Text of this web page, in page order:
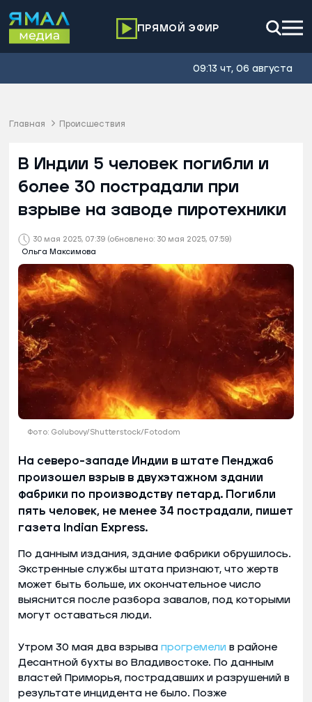
ПРЯМОЙ ЭФИР
09:13 чт, 06 августа
Главная Происшествия
30 мая 2025, 07:39 (обновлено: 30 мая 2025, 07:59)
Ольга Максимова
В Индии 5 человек погибли и
более 30 пострадали при
взрыве на заводе пиротехники
Фото: Golubovy/Shutterstock/Fotodom
На северо-западе Индии в штате Пенджаб
произошел взрыв в двухэтажном здании
фабрики по производству петард. Погибли
пять человек, не менее 34 пострадали, пишет
газета Indian Express.
По данным издания, здание фабрики обрушилось.
Экстренные службы штата признают, что жертв
может быть больше, их окончательное число
выяснится после разбора завалов, под которыми
могут оставаться люди.
Утром 30 мая два взрыва прогремели в районе
Десантной бухты во Владивостоке. По данным
властей Приморья, пострадавших и разрушений в
результате инцидента не было. Позже